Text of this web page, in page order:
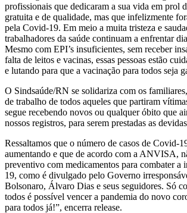
profissionais que dedicaram a sua vida em prol
gratuita e de qualidade, mas que infelizmente
pela Covid-19. Em meio a muita tristeza e
trabalhadores da saúde continuam a enfrentar
Mesmo com EPI’s insuficientes, sem receber
falta de leitos e vacinas, essas pessoas estão
e lutando para que a vacinação para todos seja
O Sindsaúde/RN se solidariza com os
de trabalho de todos aqueles que partiram
segue recebendo novos ou qualquer óbito que
nossos registros, para serem prestadas as
Ressaltamos que o número de casos de Covid-
aumentando e que de acordo com a ANVISA,
preventivo com medicamentos para combater a
19, como é divulgado pelo Governo
Bolsonaro, Álvaro Dias e seus seguidores. Só
todos é possível vencer a pandemia do novo
para todos já!”, encerra release.